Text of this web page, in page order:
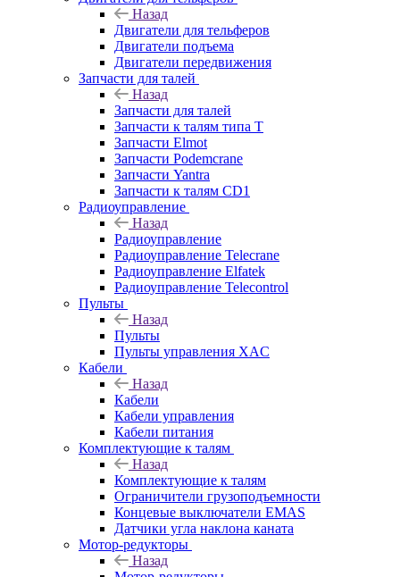
Назад
Двигатели для тельферов
Двигатели подъема
Двигатели передвижения
Запчасти для талей
Назад
Запчасти для талей
Запчасти к талям типа Т
Запчасти Elmot
Запчасти Podemcrane
Запчасти Yantra
Запчасти к талям CD1
Радиоуправление
Назад
Радиоуправление
Радиоуправление Telecrane
Радиоуправление Elfatek
Радиоуправление Telecontrol
Пульты
Назад
Пульты
Пульты управления XAC
Кабели
Назад
Кабели
Кабели управления
Кабели питания
Комплектующие к талям
Назад
Комплектующие к талям
Ограничители грузоподъемности
Концевые выключатели EMAS
Датчики угла наклона каната
Мотор-редукторы
Назад